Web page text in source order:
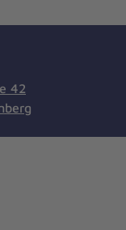
42